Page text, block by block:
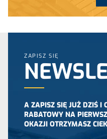
ZAPISZ SIĘ
A ZAPISZ SIĘ JUŻ DZIŚ I
RABATOWY NA
OKAZJI OTRZYMASZ